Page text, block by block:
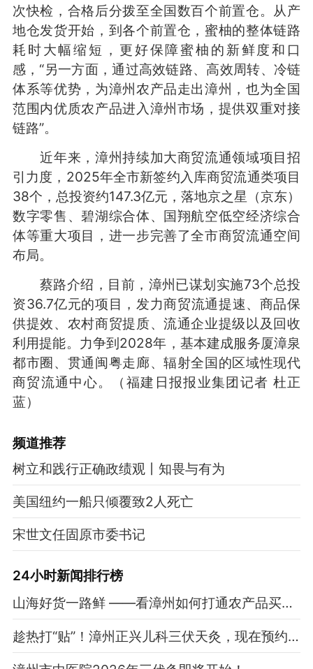
次快检，合格后分拨至全国数百个前置仓。从产
地仓发货开始，到各个前置仓，蜜柚的整体链路
耗时大幅缩短，更好保障蜜柚的新鲜度和口
感，“另一方面，通过高效链路、高效周转、冷链
体系等优势，为漳州农产品走出漳州，也为全国
范围内优质农产品进入漳州市场，提供双重对接
链路”。
近年来，漳州持续加大商贸流通领域项目招
引力度，2025年全市新签约入库商贸流通类项目
38个，总投资约147.3亿元，落地京之星（京东）
数字零售、碧湖综合体、国翔航空低空经济综合
体等重大项目，进一步完善了全市商贸流通空间
布局。
蔡路介绍，目前，漳州已谋划实施73个总投
资36.7亿元的项目，发力商贸流通提速、商品保
供提效、农村商贸提质、流通企业提级以及回收
利用提能。力争到2028年，基本建成服务厦漳泉
都市圈、贯通闽粤走廊、辐射全国的区域性现代
商贸流通中心。
（福建日报报业集团记者 杜正
蓝）
频道推荐
树立和践行正确政绩观丨知畏与有为
美国纽约一船只倾覆致2人死亡
宋世文任固原市委书记
24小时新闻排行榜
山海好货一路鲜 ——看漳州如何打通农产品买卖链条
趁热打“贴”！漳州正兴儿科三伏天灸，现在预约正当时！